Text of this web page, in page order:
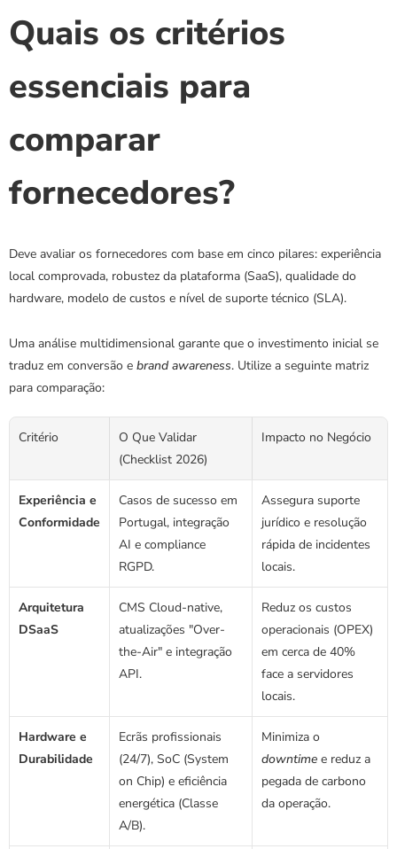
Quais os critérios
essenciais para
comparar
fornecedores?
Deve avaliar os fornecedores com base em cinco pilares: experiência
local comprovada, robustez da plataforma (SaaS), qualidade do
hardware, modelo de custos e nível de suporte técnico (SLA).
Uma análise multidimensional garante que o investimento inicial se
traduz em conversão e brand awareness. Utilize a seguinte matriz
para comparação:
Critério
O Que Validar
(Checklist 2026)
Impacto no Negócio
Experiência e
Conformidade
Casos de sucesso em
Portugal, integração
AI e compliance
RGPD.
Assegura suporte
jurídico e resolução
rápida de incidentes
locais.
Arquitetura
DSaaS
CMS Cloud-native,
atualizações "Over-
the-Air" e integração
API.
Reduz os custos
operacionais (OPEX)
em cerca de 40%
face a servidores
locais.
Hardware e
Durabilidade
Ecrãs profissionais
(24/7), SoC (System
on Chip) e eficiência
energética (Classe
A/B).
downtime e reduz a
pegada de carbono
da operação.